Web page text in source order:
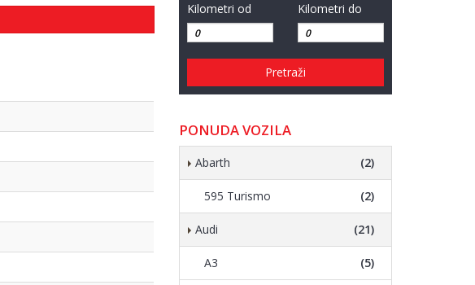
Kilometri od Kilometri do
Pretraži
PONUDA VOZILA
Abarth (2)
595 Turismo (2)
Audi (21)
A3 (5)